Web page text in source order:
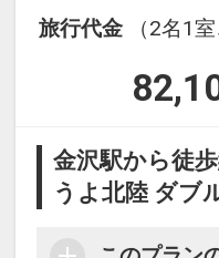
※ご覧のページ
めのうえ、ご予
設定期間：
インターネット
17745088
旅行代金
（2名1
金沢駅から徒
うよ北陸 ダブ